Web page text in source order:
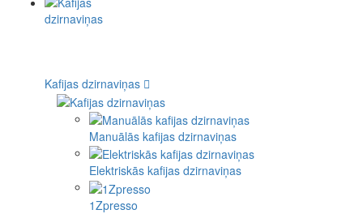
Kafijas dzirnaviņas
Manuālās kafijas dzirnaviņas
Elektriskās kafijas dzirnaviņas
1Zpresso